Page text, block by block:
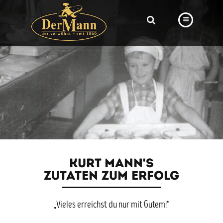
PRODUKTE
BÄCKEREI
BROTWAY
VORBESTELLUNG
NEWS
KARRIERE
VIDEOS
KURT MANN'S
ZUTATEN ZUM ERFOLG
„Vieles erreichst du nur mit Gutem!“